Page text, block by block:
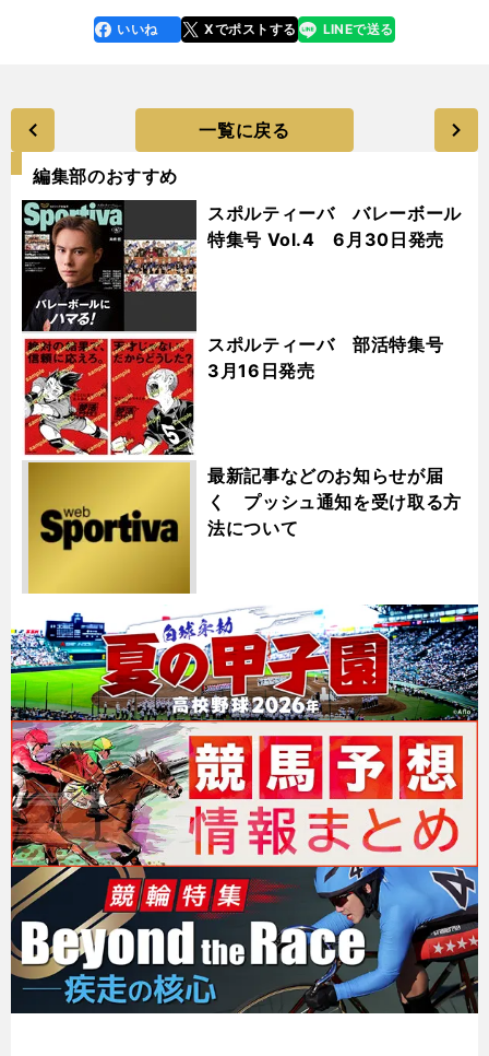
faceboo
k
いいね Xでポストする
line LINEで送る
一覧に戻る
編集部のおすすめ
スポルティーバ バレーボール
特集号 Vol.4 6月30日発売
スポルティーバ 部活特集号
3月16日発売
最新記事などのお知らせが届
く プッシュ通知を受け取る方
法について